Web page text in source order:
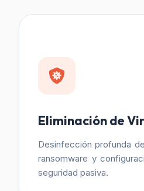
Eliminación de
Desinfección profunda
ransomware y
seguridad pasiva.